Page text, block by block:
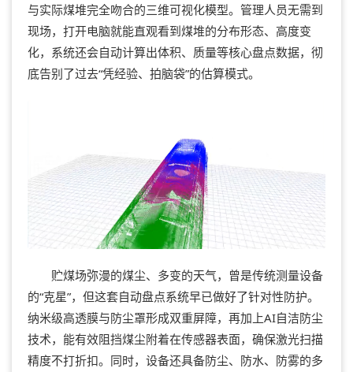
与实际煤堆完全吻合的三维可视化模型。管理人员无需到
现场，打开电脑就能直观看到煤堆的分布形态、高度变
化，系统还会自动计算出体积、质量等核心盘点数据，彻
底告别了过去“凭经验、拍脑袋”的估算模式。
贮煤场弥漫的煤尘、多变的天气，曾是传统测量设备
的“克星”，但这套自动盘点系统早已做好了针对性防护。
纳米级高透膜与防尘罩形成双重屏障，再加上AI自洁防尘
技术，能有效阻挡煤尘附着在传感器表面，确保激光扫描
精度不打折扣。同时，设备还具备防尘、防水、防雾的多